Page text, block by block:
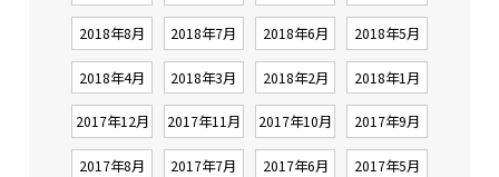
2018年8月 2018年7月 2018年6月 2018年5月
2018年4月 2018年3月 2018年2月 2018年1月
2017年12月 2017年11月 2017年10月 2017年9月
2017年8月 2017年7月 2017年6月 2017年5月